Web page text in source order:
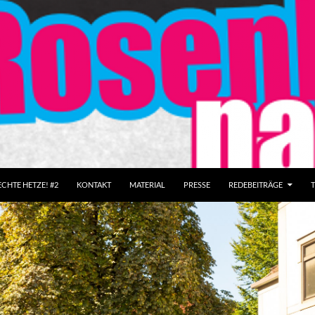
HETZE! #2 KONTAKT MATERIAL PRESSE REDEBEITRÄGE